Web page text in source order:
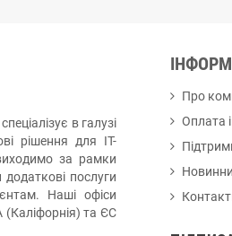
в галузі
рішення для ІТ-
за рамки
додаткові послуги
Наші офіси
(Каліфорнія) та ЄС
Про
Оплата